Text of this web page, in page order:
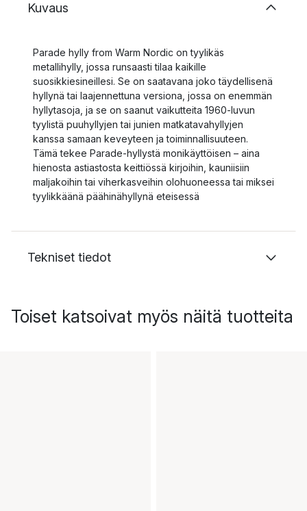
Kuvaus
Parade hylly from Warm Nordic on tyylikäs
metallihylly, jossa runsaasti tilaa kaikille
suosikkiesineillesi. Se on saatavana joko täydellisenä
hyllynä tai laajennettuna versiona, jossa on enemmän
hyllytasoja, ja se on saanut vaikutteita 1960-luvun
tyylistä puuhyllyjen tai junien matkatavahyllyjen
kanssa samaan keveyteen ja toiminnallisuuteen.
Tämä tekee Parade-hyllystä monikäyttöisen – aina
hienosta astiastosta keittiössä kirjoihin, kauniisiin
maljakoihin tai viherkasveihin olohuoneessa tai miksei
tyylikkäänä päähinähyllynä eteisessä
Tekniset tiedot
Toiset katsoivat myös näitä tuotteita